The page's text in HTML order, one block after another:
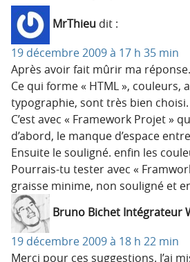
MrThieu dit :
19 décembre 2009 à 17 h 35 min
Après avoir fait mûrir ma réponse.
Ce qui forme « HTML », couleurs,
typographie, sont très bien choisi.
C’est avec « Framework Projet »
d’abord, le manque d’espace
Ensuite le souligné. enfin les
Pourrais-tu tester avec «
graisse minime, non souligné et
Bruno Bichet Intégrateur
19 décembre 2009 à 18 h 22 min
Merci pour ces suggestions. J’ai